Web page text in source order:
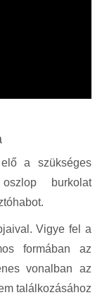
a szükséges
burkolat
Vigye fel a
formában az
vonalban az
találkozásához